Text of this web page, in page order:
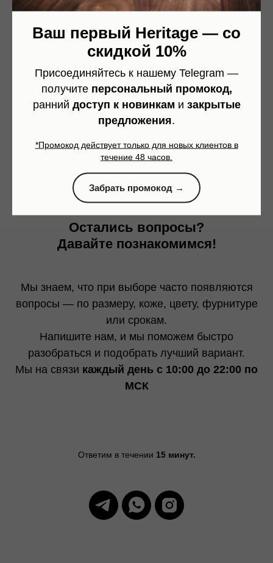
Ваш первый Heritage — со
скидкой 10%
Присоединяйтесь к нашему Telegram —
получите персональный промокод,
ранний доступ к новинкам и закрытые
предложения.
*Промокод действует только для новых клиентов в
течение 48 часов.
Забрать промокод →
Ремень растянется?
Можно ли сделать тиснение?
Какой шаг отверстий?
Можно ли укоротить ремень?
Как меняется кожа со временем?
Остались вопросы?
Давайте познакомимся!
Мы знаем, что при выборе часто появляются
вопросы — по размеру, коже, цвету, фурнитуре
или срокам.
Напишите нам, и мы поможем быстро
разобраться и подобрать лучший вариант.
Мы на связи каждый день с 10:00 до 22:00 по
МСК
Ответим в течении 15 минут.